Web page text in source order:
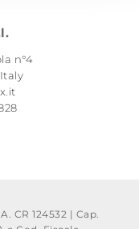
n°4
CR 124532 | Cap.